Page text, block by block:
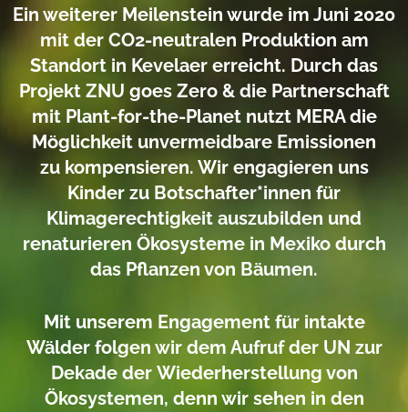
Ein weiterer Meilenstein wurde im Juni 2020
mit der CO2-neutralen Produktion am
Standort in Kevelaer erreicht. Durch das
Projekt ZNU goes Zero & die Partnerschaft
mit Plant-for-the-Planet nutzt MERA die
Möglichkeit unvermeidbare Emissionen
zu kompensieren. Wir engagieren uns
Kinder zu Botschafter*innen für
Klimagerechtigkeit auszubilden und
renaturieren Ökosysteme in Mexiko durch
das Pflanzen von Bäumen.
Mit unserem Engagement für intakte
Wälder folgen wir dem Aufruf der UN zur
Dekade der Wiederherstellung von
Ökosystemen, denn wir sehen in den